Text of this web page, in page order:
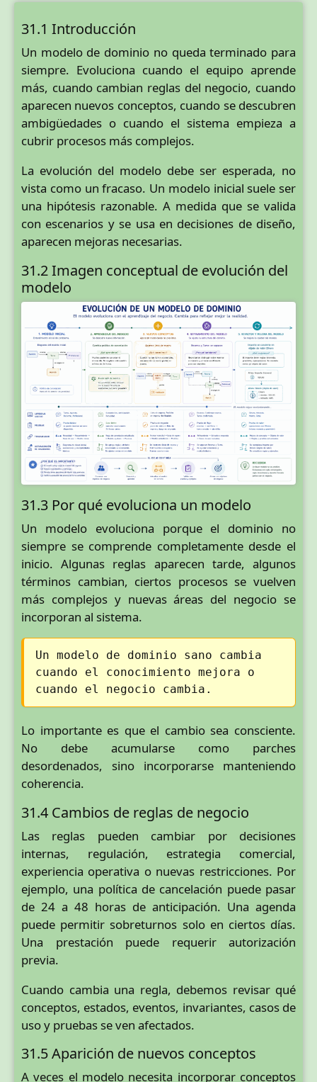
31.1 Introducción
Un modelo de dominio no queda terminado para
siempre. Evoluciona cuando el equipo aprende
más, cuando cambian reglas del negocio, cuando
aparecen nuevos conceptos, cuando se descubren
ambigüedades o cuando el sistema empieza a
cubrir procesos más complejos.
La evolución del modelo debe ser esperada, no
vista como un fracaso. Un modelo inicial suele ser
una hipótesis razonable. A medida que se valida
con escenarios y se usa en decisiones de diseño,
aparecen mejoras necesarias.
31.2 Imagen conceptual de evolución del
modelo
31.3 Por qué evoluciona un modelo
Un modelo evoluciona porque el dominio no
siempre se comprende completamente desde el
inicio. Algunas reglas aparecen tarde, algunos
términos cambian, ciertos procesos se vuelven
más complejos y nuevas áreas del negocio se
incorporan al sistema.
Un modelo de dominio sano cambia
cuando el conocimiento mejora o
cuando el negocio cambia.
Lo importante es que el cambio sea consciente.
No debe acumularse como parches
desordenados, sino incorporarse manteniendo
coherencia.
31.4 Cambios de reglas de negocio
Las reglas pueden cambiar por decisiones
internas, regulación, estrategia comercial,
experiencia operativa o nuevas restricciones. Por
ejemplo, una política de cancelación puede pasar
de 24 a 48 horas de anticipación. Una agenda
puede permitir sobreturnos solo en ciertos días.
Una prestación puede requerir autorización
previa.
Cuando cambia una regla, debemos revisar qué
conceptos, estados, eventos, invariantes, casos de
uso y pruebas se ven afectados.
31.5 Aparición de nuevos conceptos
A veces el modelo necesita incorporar conceptos